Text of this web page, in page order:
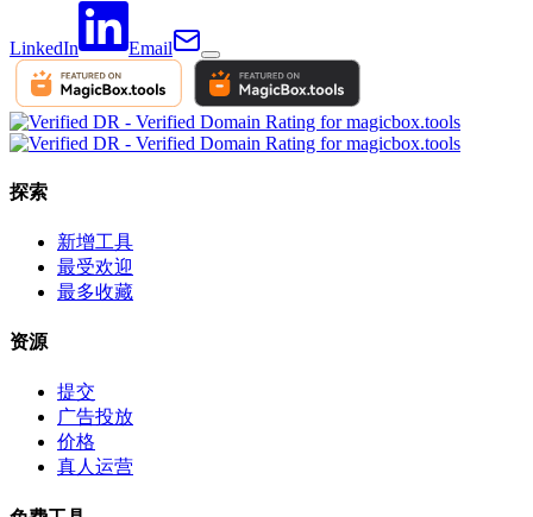
LinkedIn Email
探索
新增工具
最受欢迎
最多收藏
资源
提交
广告投放
价格
真人运营